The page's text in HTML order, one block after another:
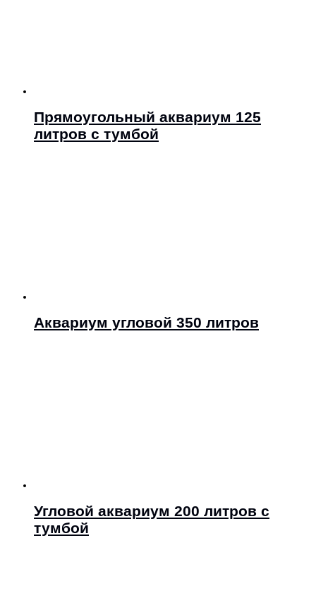
Прямоугольный аквариум 125
литров с тумбой
Аквариум угловой 350 литров
Угловой аквариум 200 литров с
тумбой